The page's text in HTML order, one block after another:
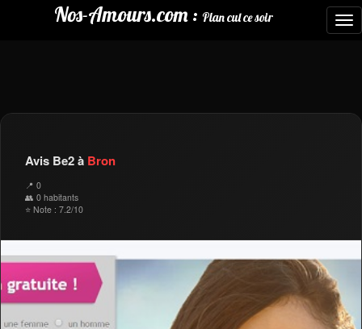
Nos-Amours.com : Plan cul ce soir
Avis Be2 à Bron
📍 0
👥 0 habitants
⭐ Note : 7.2/10